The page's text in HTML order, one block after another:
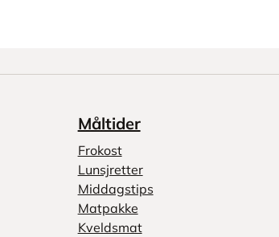
Måltider
Frokost
Lunsjretter
Middagstips
Matpakke
Kveldsmat